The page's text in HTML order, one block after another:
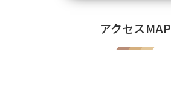
アクセスMAP